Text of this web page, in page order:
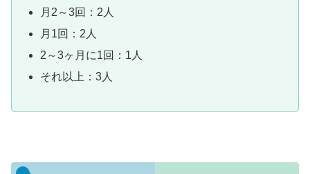
月2～3回：2人
月1回：2人
2～3ヶ月に1回：1人
それ以上：3人